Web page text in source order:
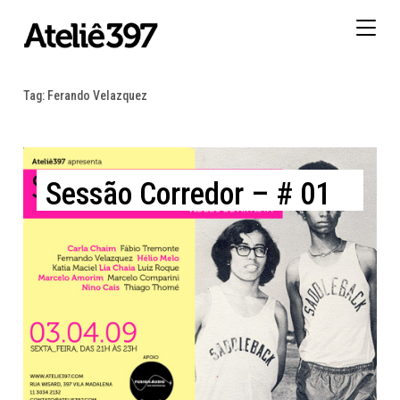
Tag: Ferando Velazquez
Sessão Corredor – # 01